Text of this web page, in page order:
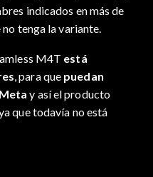
indicados en más de
tenga la variante.
M4T está
, para que puedan
y así el producto
que todavía no está